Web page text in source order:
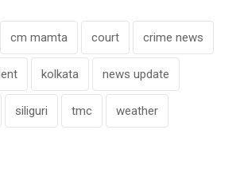
cm mamta court crime news
kolkata news update
siliguri tmc weather